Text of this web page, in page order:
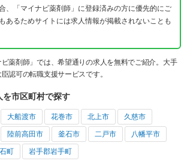
、「マイナビ薬剤師」に登録済みの方に優先的にご
あるためサイトには求人情報が掲載されないことも
薬剤師」では、希望通りの求人を無料でご紹介。大手
認可の転職支援サービスです。
を市区町村で探す
大船渡市 花巻市 北上市 久慈市
陸前高田市 釜石市 二戸市 八幡平市
町 岩手郡岩手町